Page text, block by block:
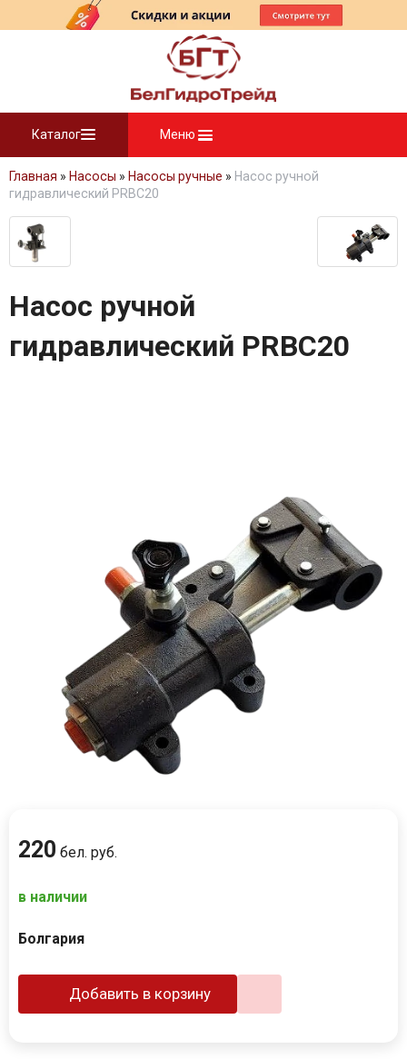
Каталог Меню
Главная » Насосы » Насосы ручные » Насос ручной
гидравлический PRBC20
Насос ручной
гидравлический PRBC20
220 бел. руб.
в наличии
Болгария
Добавить в корзину